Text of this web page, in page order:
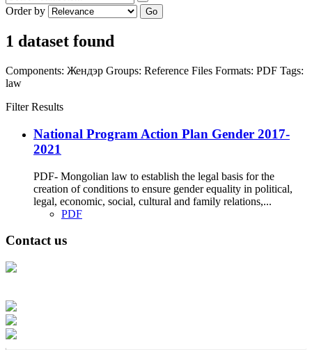
Order by Go
1 dataset found
Components: Жендэр Groups: Reference Files Formats: PDF Tags:
law
Filter Results
National Program Action Plan Gender 2017-
2021
PDF- Mongolian law to establish the legal basis for the
creation of conditions to ensure gender equality in political,
legal, economic, social, cultural and family relations,...
PDF
Contact us